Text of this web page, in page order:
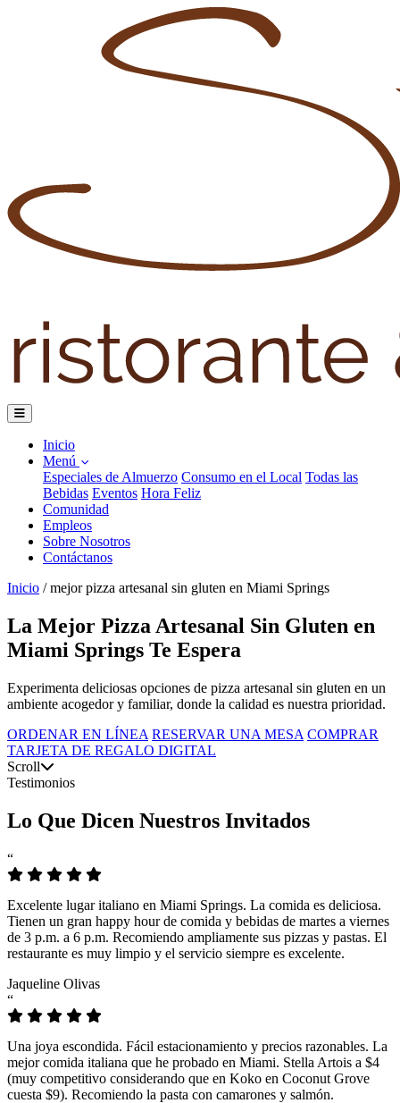
Inicio
Menú
Especiales de Almuerzo Consumo en el Local Todas las
Bebidas Eventos Hora Feliz
Comunidad
Empleos
Sobre Nosotros
Contáctanos
Inicio / mejor pizza artesanal sin gluten en Miami Springs
La Mejor Pizza Artesanal Sin Gluten en
Miami Springs Te Espera
Experimenta deliciosas opciones de pizza artesanal sin gluten en un
ambiente acogedor y familiar, donde la calidad es nuestra prioridad.
ORDENAR EN LÍNEA RESERVAR UNA MESA COMPRAR
TARJETA DE REGALO DIGITAL
Scroll
Testimonios
Lo Que Dicen Nuestros Invitados
“
Excelente lugar italiano en Miami Springs. La comida es deliciosa.
Tienen un gran happy hour de comida y bebidas de martes a viernes
de 3 p.m. a 6 p.m. Recomiendo ampliamente sus pizzas y pastas. El
restaurante es muy limpio y el servicio siempre es excelente.
Jaqueline Olivas
“
Una joya escondida. Fácil estacionamiento y precios razonables. La
mejor comida italiana que he probado en Miami. Stella Artois a $4
(muy competitivo considerando que en Koko en Coconut Grove
cuesta $9). Recomiendo la pasta con camarones y salmón.